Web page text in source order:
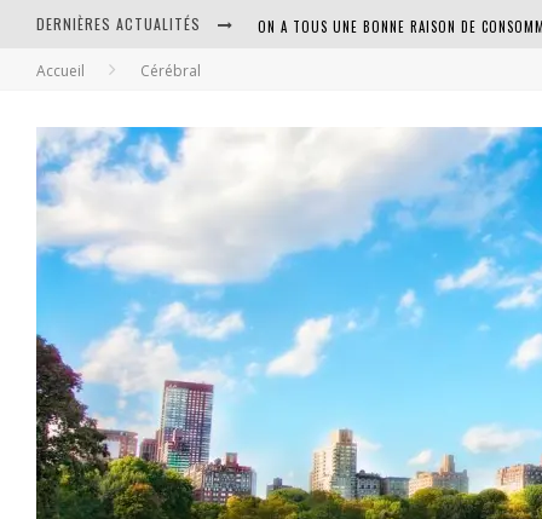
DERNIÈRES ACTUALITÉS ON A TOUS UNE BONNE RAISON DE
Accueil Cérébral